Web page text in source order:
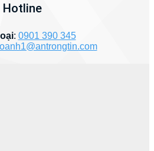
Hotline
: 0901 390 345